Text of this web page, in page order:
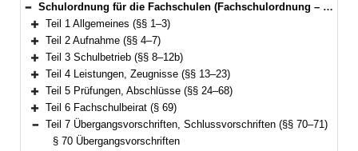
Bereich reduzieren
Schulordnung für die Fachschulen (Fachschulordnung – FSO) Vom 15. Mai 2017 (GVBl. S. 186) BayRS 2236-6-1-1-K (§§ 1–71)
Bereich erweitern
Teil 1 Allgemeines (§§ 1–3)
Bereich erweitern
Teil 2 Aufnahme (§§ 4–7)
Bereich erweitern
Teil 3 Schulbetrieb (§§ 8–12b)
Bereich erweitern
Teil 4 Leistungen, Zeugnisse (§§ 13–23)
Bereich erweitern
Teil 5 Prüfungen, Abschlüsse (§§ 24–68)
Bereich erweitern
Teil 6 Fachschulbeirat (§ 69)
Bereich reduzieren
Teil 7 Übergangsvorschriften, Schlussvorschriften (§§ 70–71)
§ 70 Übergangsvorschriften